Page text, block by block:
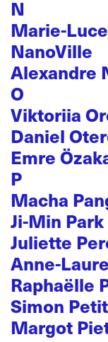
N
Marie-
NanoVille
Alexandre
O
Viktoriia
Daniel
Emre
P
Macha
Ji-Min Park
Juliette
Anne-
Raphaëlle
Simon
Margot